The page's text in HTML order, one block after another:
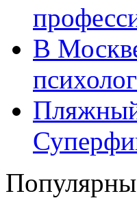
В
Пляжный